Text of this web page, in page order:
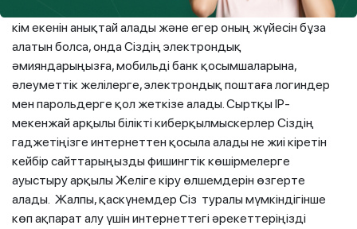
екеніңізді, қай қалада тұратыныңызды, провайдеріңіздің
кім екенін анықтай алады және егер оның жүйесін бұза
алатын болса, онда Сіздің электрондық
әмияндарыңызға, мобильді банк қосымшаларына,
әлеуметтік желілерге, электрондық поштаға логиндер
мен парольдерге қол жеткізе алады. Сыртқы IP-
мекенжай арқылы білікті киберқылмыскерлер Сіздің
гаджетіңізге интернеттен қосыла алады не жиі кіретін
кейбір сайттарыңызды фишингтік көшірмелерге
ауыстыру арқылы Желіге кіру өлшемдерін өзгерте
алады. Жалпы, қаскүнемдер Сіз туралы мүмкіндігінше
көп ақпарат алу үшін интернеттегі әрекеттеріңізді